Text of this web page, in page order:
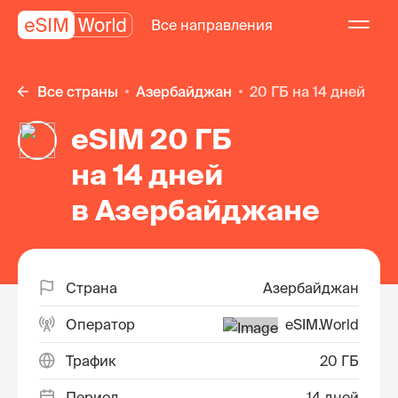
Все направления
Все страны Азербайджан 20 ГБ на 14 дней
eSIM 20 ГБ
на 14 дней
в Азербайджане
Страна Азербайджан
Оператор eSIM.World
Трафик 20 ГБ